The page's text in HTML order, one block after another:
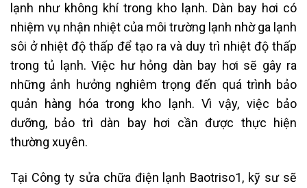
lạnh như không khí trong kho lạnh. Dàn bay hơi có
nhiệm vụ nhận nhiệt của môi trường lạnh nhờ ga lạnh
sôi ở nhiệt độ thấp để tạo ra và duy trì nhiệt độ thấp
trong tủ lạnh. Việc hư hỏng dàn bay hơi sẽ gây ra
những ảnh hưởng nghiêm trọng đến quá trình bảo
quản hàng hóa trong kho lạnh. Vì vậy, việc bảo
dưỡng, bảo trì dàn bay hơi cần được thực hiện
thường xuyên.
Tại Công ty sửa chữa điện lạnh Baotriso1, kỹ sư sẽ